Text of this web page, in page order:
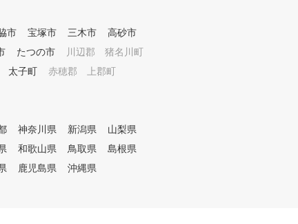
市 宝塚市 三木市
高砂市
たつの市
川辺郡 猪名川町
太子町
赤穂郡 上郡町
神奈川県 新潟県
山梨県
和歌山県 鳥取県
島根県
鹿児島県 沖縄県